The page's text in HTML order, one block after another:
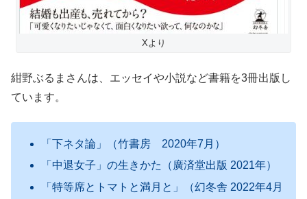
Xより
紺野ぶるまさんは、エッセイや小説など書籍を3冊出版し
ています。
「下ネタ論」（竹書房 2020年7月）
「中退女子」の生きかた（廣済堂出版 2021年）
「特等席とトマトと満月と」（幻冬舎 2022年4月